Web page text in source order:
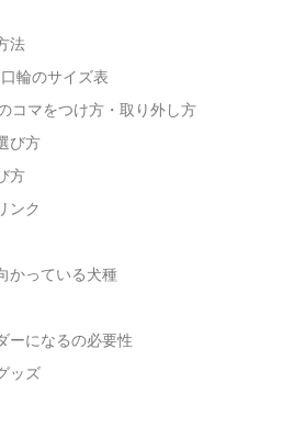
法
輪のサイズ表
コマをつけ方・取り外し方
び方
方
ンク
かっている犬種
ーになるの必要性
ッズ